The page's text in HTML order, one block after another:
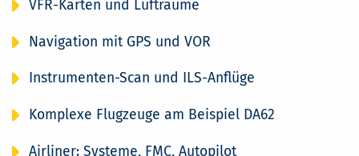
VFR-Karten und Lufträume
Navigation mit GPS und VOR
Instrumenten-Scan und ILS-Anflüge
Komplexe Flugzeuge am Beispiel DA62
Airliner: Systeme, FMC, Autopilot